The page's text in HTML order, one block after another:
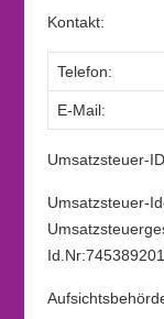
Kontakt:
Telefon:
E-Mail:
Umsatzsteuer-
Umsatzsteuer-